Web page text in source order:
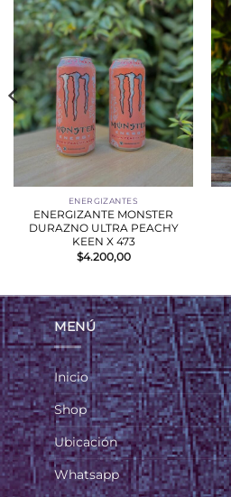
ENERGIZANTES
ENERGIZANTE MONSTER
DURAZNO ULTRA PEACHY
KEEN X 473
$4.200,00
MENÚ
Inicio
Shop
Ubicación
Whatsapp